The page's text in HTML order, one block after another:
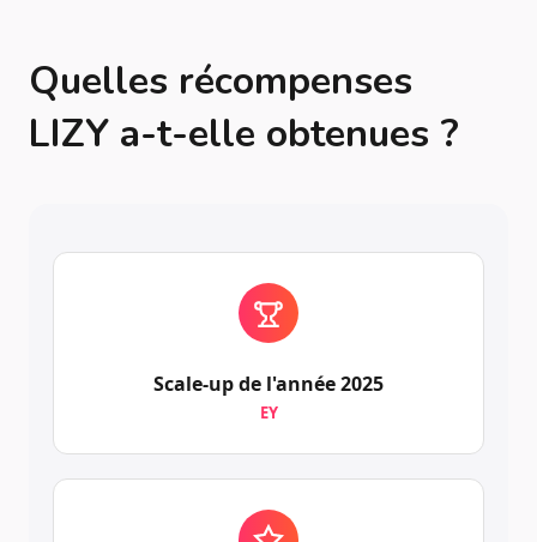
Quelles récompenses
LIZY a-t-elle obtenues ?
Scale-up de l'année 2025
EY